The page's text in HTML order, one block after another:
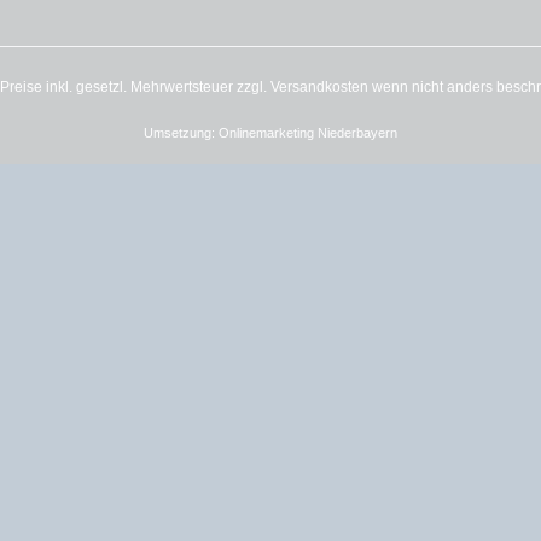
inkl. gesetzl. Mehrwertsteuer zzgl. Versandkosten wenn nicht anders
Umsetzung: Onlinemarketing Niederbayern